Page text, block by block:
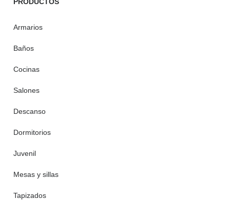
Armarios
Baños
Cocinas
Salones
Descanso
Dormitorios
Juvenil
Mesas y sillas
Tapizados